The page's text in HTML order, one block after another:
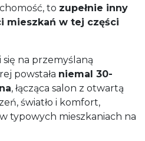
to zupełnie inny
mieszkań w tej części
się na przemyślaną
powstała niemal 30-
, łącząca salon z otwartą
światło i komfort,
typowych mieszkaniach na